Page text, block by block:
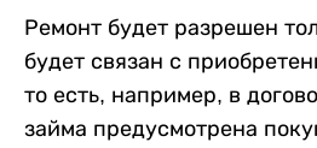
Ремонт будет разрешен
будет связан с
то есть, например, в
займа предусмотрена